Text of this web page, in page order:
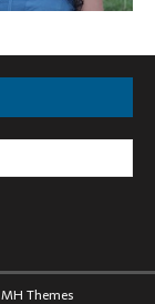
MH Themes